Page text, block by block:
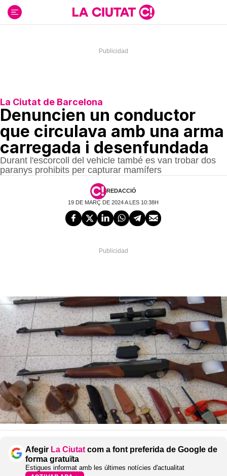
contenido
La Ciutat de Barcelona
Denuncien un conductor
que circulava amb una arma
carregada i desenfundada
Durant l'escorcoll del vehicle també es van trobar dos
paranys prohibits per capturar mamífers
REDACCIÓ
19 DE MARÇ DE 2024 A LES 10:38H
Afegir La Ciutat com a font preferida de Google de
forma gratuïta
Estigues informat amb les últimes notícies d'actualitat